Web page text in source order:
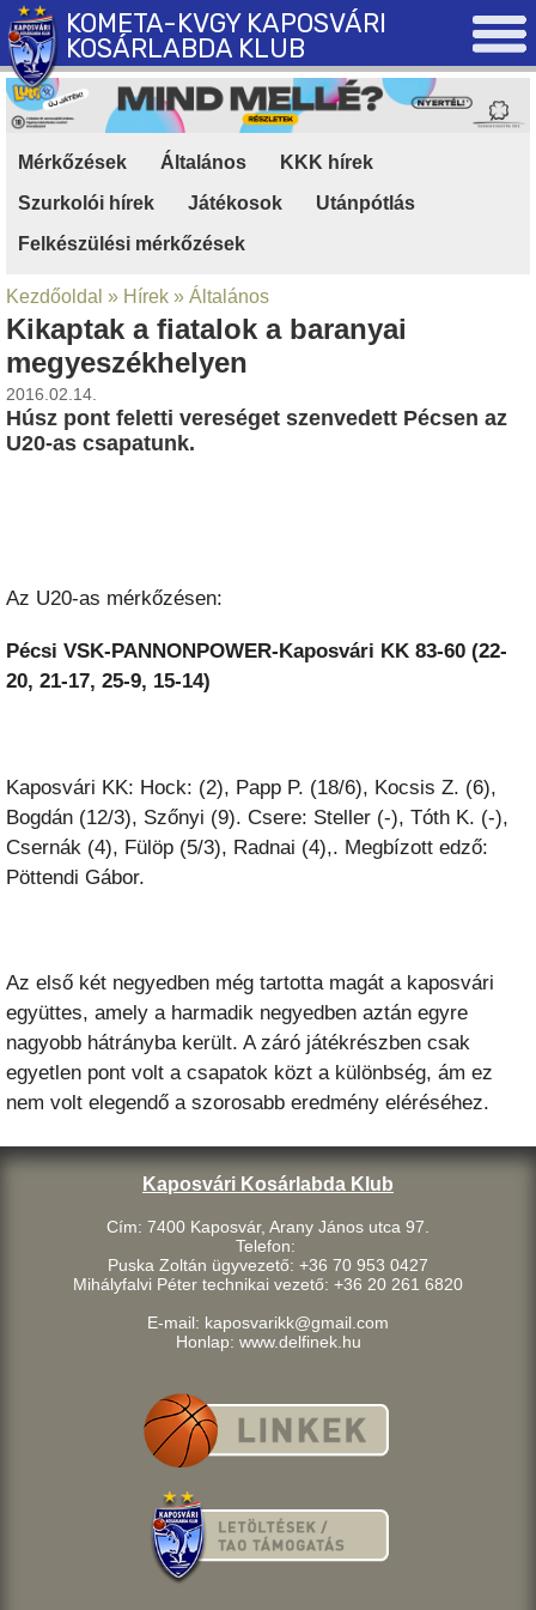
KOMETA-KVGY KAPOSVÁRI
KOSÁRLABDA KLUB
Mérkőzések Általános KKK hírek
Szurkolói hírek
Játékosok Utánpótlás
Felkészülési mérkőzések
Kezdőoldal » Hírek » Általános
Kikaptak a fiatalok a baranyai
megyeszékhelyen
2016.02.14.
Húsz pont feletti vereséget szenvedett Pécsen az
U20-as csapatunk.
Az U20-as mérkőzésen:
Pécsi VSK-PANNONPOWER-Kaposvári KK 83-60 (22-
20, 21-17, 25-9, 15-14)
Kaposvári KK: Hock: (2), Papp P. (18/6), Kocsis Z. (6),
Bogdán (12/3), Szőnyi (9). Csere: Steller (-), Tóth K. (-),
Csernák (4), Fülöp (5/3), Radnai (4),. Megbízott edző:
Pöttendi Gábor.
Az első két negyedben még tartotta magát a kaposvári
együttes, amely a harmadik negyedben aztán egyre
nagyobb hátrányba került. A záró játékrészben csak
egyetlen pont volt a csapatok közt a különbség, ám ez
nem volt elegendő a szorosabb eredmény eléréséhez.
Kaposvári Kosárlabda Klub
Cím: 7400 Kaposvár, Arany János utca 97.
Telefon:
Puska Zoltán ügyvezető: +36 70 953 0427
Mihályfalvi Péter technikai vezető: +36 20 261 6820
E-mail: kaposvarikk@gmail.com
Honlap: www.delfinek.hu